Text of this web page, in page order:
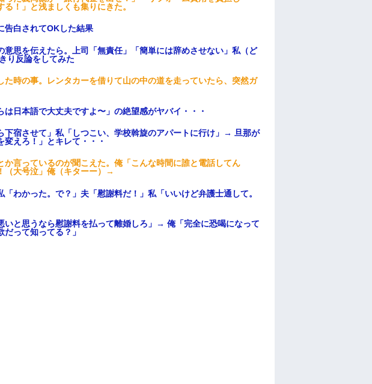
！」と浅ましくも集りにきた。
告白されてOKした結果
意思を伝えたら。上司「無責任」「簡単には辞めさせない」私（ど
り反論をしてみた
た時の事。レンタカーを借りて山の中の道を走っていたら、突然ガ
は日本語で大丈夫ですよ〜」の絶望感がヤバイ・・・
下宿させて」私「しつこい、学校斡旋のアパートに行け」→ 旦那が
えろ！」とキレて・・・
か言っているのが聞こえた。俺「こんな時間に誰と電話してん
大号泣」俺（キターー）→
「わかった。で？」夫「慰謝料だ！」私「いいけど弁護士通して。
いと思うなら慰謝料を払って離婚しろ」→ 俺「完全に恐喝になって
って知ってる？」